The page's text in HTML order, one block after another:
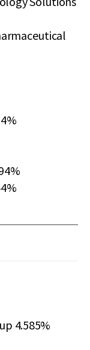
Solutions
4.585%